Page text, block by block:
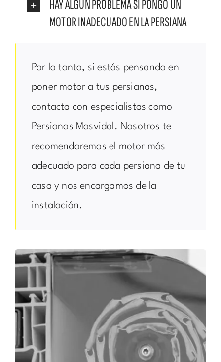
HAY ALGÚN PROBLEMA SI PONGO UN
MOTOR INADECUADO EN LA PERSIANA
Por lo tanto, si estás pensando en
poner motor a tus persianas,
contacta con especialistas como
Persianas Masvidal. Nosotros te
recomendaremos el motor más
adecuado para cada persiana de tu
casa y nos encargamos de la
instalación.